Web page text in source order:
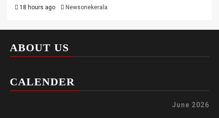
18 hours ago Newsonekerala
ABOUT US
CALENDER
June 2026